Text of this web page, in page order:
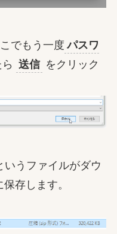
でもう一度 パスワ
送信 をクリック
いうファイルがダウ
存します。